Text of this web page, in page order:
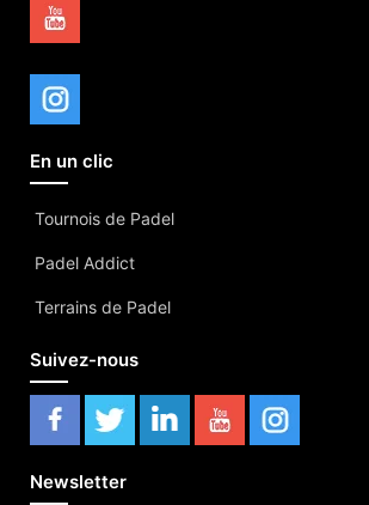
En un clic
Tournois de Padel
Padel Addict
Terrains de Padel
Suivez-nous
Newsletter